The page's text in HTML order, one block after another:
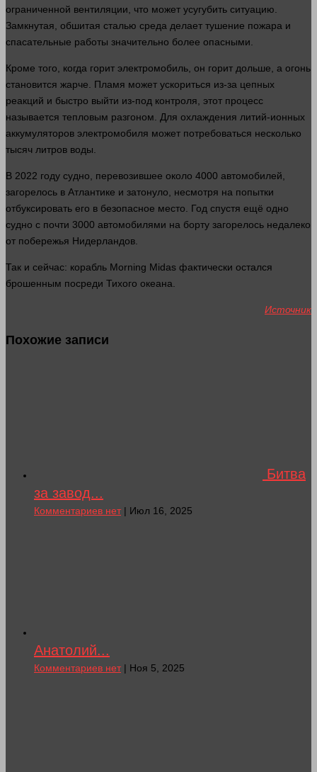
ограниченной вентиляции, что может усугубить ситуацию.
Замкнутая, обшитая сталью среда делает тушение пожара и
спасательные работы значительно более опасными.
Кроме того, когда горит электромобиль, он горит дольше, а огонь
становится жарче. Пламя может ускориться из-за цепных
реакций и быстро выйти из-под контроля, этот процесс
называется тепловым разгоном. Для охлаждения литий-ионных
аккумуляторов электромобиля может потребоваться несколько
тысяч литров воды
В 2022 году судно, перевозившее около 4000 автомобилей,
загорелось в Атлантике и затонуло, несмотря на попытки
отбуксировать его в безопасное место . Год спустя ещё одно
судно с почти 3000 автомобилями на борту загорелось недалеко
от побережья Нидерландов.
Так и сейчас: корабль Morning Midas фактически остался
брошенным посреди Тихого океана.
Источник
Похожие записи
Битва
за завод...
Комментариев нет| Июл 16, 2025
Анатолий...
Комментариев нет| Ноя 5, 2025